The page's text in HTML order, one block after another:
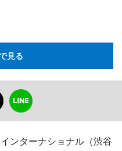
見る
ンターナショナル（渋谷